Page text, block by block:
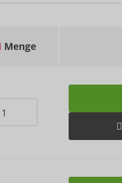
Menge